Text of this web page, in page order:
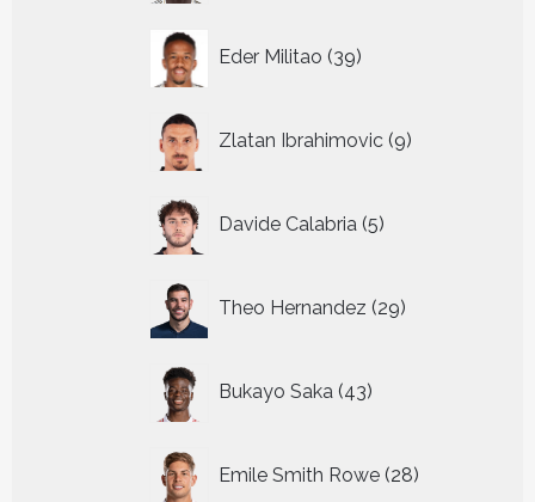
Eder Militao 39
producten
Zlatan Ibrahimovic 9
producten
Davide Calabria 5
producten
Theo Hernandez 29
producten
Bukayo Saka 43
producten
Emile Smith Rowe 28
producten